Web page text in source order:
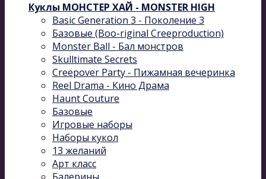
Куклы МОНСТЕР ХАЙ - MONSTER HIGH
Basic Generation 3 - Поколение 3
Базовые (Boo-riginal Creeproduction)
Monster Ball - Бал монстров
Skulltimate Secrets
Creepover Party - Пижамная вечеринка
Reel Drama - Кино Драма
Haunt Couture
Базовые
Игровые наборы
Наборы кукол
13 желаний
Арт класс